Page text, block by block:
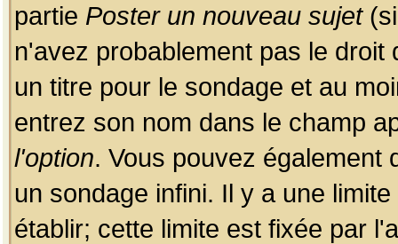
partie Poster un nouveau sujet(si
n'avez probablement pas le
un titre pour le sondage et au
entrez son nom dans le champ
l'option. Vous pouvez également
un sondage infini. Il y a une
établir; cette limite est fixée par